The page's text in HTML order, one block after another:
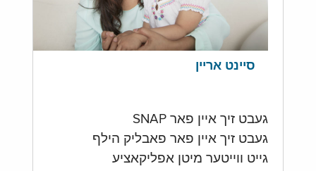
סיינט אריין
געבט זיך איין פאר SNAP
געבט זיך איין פאר פאבליק הילף
גייט ווייטער מיטן אפליקאציע